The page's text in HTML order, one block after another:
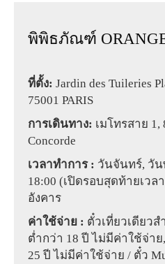
พิพิธภัณฑ์
ที่ตั้ง: Jardin des Tuileries
75001 PARIS
การเดินทาง: เมโทรสาย 1,
Concorde
เวลาทำการ : วันจันทร์, วัน
18:00 (เปิดรอบสุดท้ายเวล
อังคาร
ค่าใช้จ่าย : ตั๋วเที่ยวเดียว
ต่ำกว่า 18 ปี ไม่มีค่าใช้จ่า
25 ปี ไม่มีค่าใช้จ่าย / ตั๋ว